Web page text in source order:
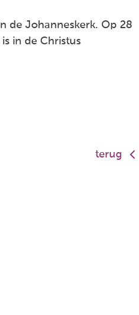
de Johanneskerk. Op 28
in de Christus
terug